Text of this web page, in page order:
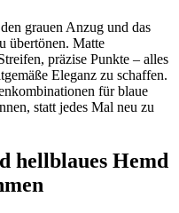
grauen Anzug und das
übertönen. Matte
präzise Punkte – alles
Eleganz zu schaffen.
für blaue
statt jedes Mal neu zu
hellblaues Hemd